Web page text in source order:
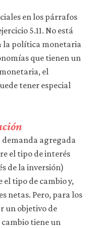
en los párrafos
5.11. No está
la política monetaria
que tienen un
el
tener especial
demanda agregada
el tipo de interés
de la inversión)
el tipo de cambio y,
netas. Pero, para los
un objetivo de
tiene un